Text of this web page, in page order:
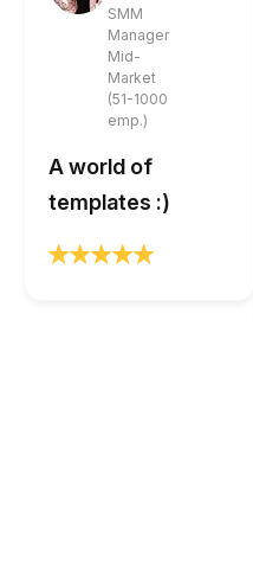
SMM
Manager
Mid-
Market
(51-1000
emp.)
A world of
templates :)